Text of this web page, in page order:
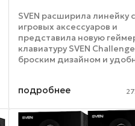
SVEN расширила линейку
игровых аксессуаров и
представила новую
клавиатуру SVEN
броским дизайном и
сразу настраивает на
...
подробнее